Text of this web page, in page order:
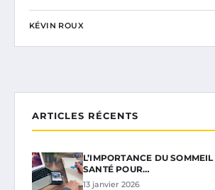
KÉVIN ROUX
ARTICLES RÉCENTS
L’IMPORTANCE DU
SANTÉ POUR…
13 janvier 2026